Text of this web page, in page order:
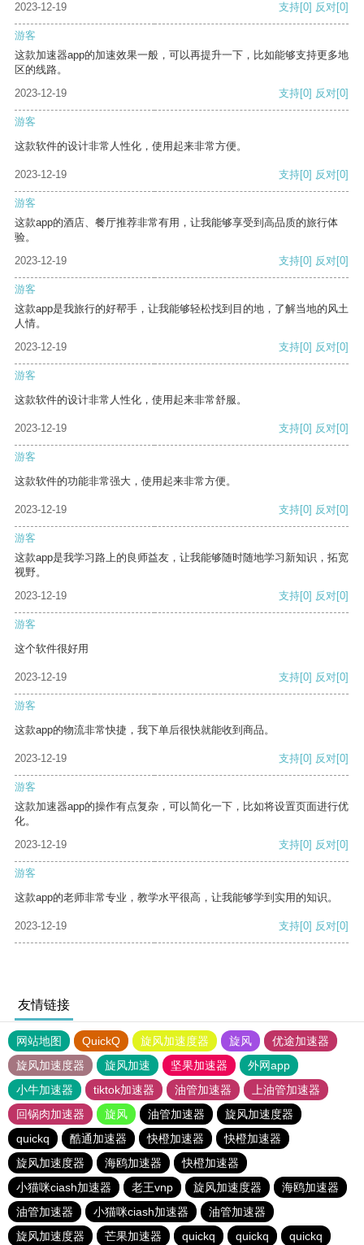
2023-12-19 支持[0] 反对[0]
游客
这款加速器app的加速效果一般，可以再提升一下，比如能够支持更多地
区的线路。
2023-12-19
支持[0] 反对[0]
游客
这款软件的设计非常人性化，使用起来非常方便。
2023-12-19 支持[0] 反对[0]
游客
这款app的酒店、餐厅推荐非常有用，让我能够享受到高品质的旅行体
验。
2023-12-19
支持[0] 反对[0]
游客
这款app是我旅行的好帮手，让我能够轻松找到目的地，了解当地的风土
人情。
2023-12-19
支持[0] 反对[0]
游客
这款软件的设计非常人性化，使用起来非常舒服。
2023-12-19 支持[0] 反对[0]
游客
这款软件的功能非常强大，使用起来非常方便。
2023-12-19 支持[0] 反对[0]
游客
这款app是我学习路上的良师益友，让我能够随时随地学习新知识，拓宽
视野。
2023-12-19
支持[0] 反对[0]
游客
这个软件很好用
2023-12-19 支持[0] 反对[0]
游客
这款app的物流非常快捷，我下单后很快就能收到商品。
2023-12-19 支持[0] 反对[0]
游客
这款加速器app的操作有点复杂，可以简化一下，比如将设置页面进行优
化。
2023-12-19
支持[0] 反对[0]
游客
这款app的老师非常专业，教学水平很高，让我能够学到实用的知识。
2023-12-19 支持[0] 反对[0]
友情链接
网站地图 QuickQ 旋风加速度器 旋风
优途加速器
旋风加速度器
旋风加速 坚果加速器
外网app
小牛加速器
tiktok加速器 油管加速器
上油管加速器
回锅肉加速器
旋风 油管加速器
旋风加速度器
quickq
酷通加速器 快橙加速器
快橙加速器
旋风加速度器
海鸥加速器
快橙加速器
小猫咪ciash加速器
老王vnp 旋风加速度器
海鸥加速器
油管加速器
小猫咪ciash加速器
油管加速器
旋风加速度器
芒果加速器 quickq quickq quickq